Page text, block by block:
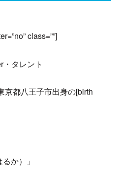
class=””]
タレント
京都八王子市出身の[birth
か）」